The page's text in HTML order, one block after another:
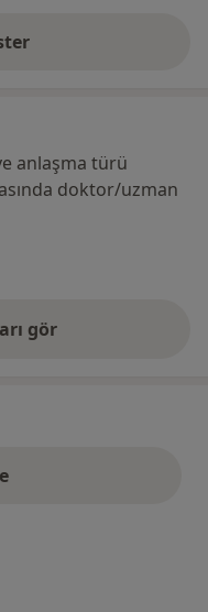
hakkında
anlaşma türü
doktor/uzman
gör